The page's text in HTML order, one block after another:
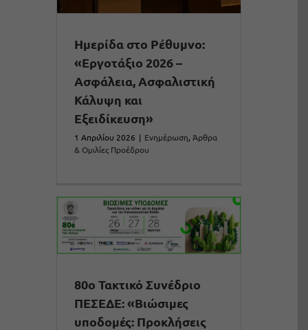
Ημερίδα στο Ρέθυμνο:
«Εργοτάξιο 2026 –
Ασφάλεια, Ασφαλιστική
Κάλυψη και
Εξειδίκευση»
1 Απριλίου 2026 | Ενημέρωση, Άρθρα
& Ομιλίες Προέδρου
80ο Τακτικό Συνέδριο
ΠΕΣΕΔΕ: «Βιώσιμες
υποδομές: Προκλήσεις